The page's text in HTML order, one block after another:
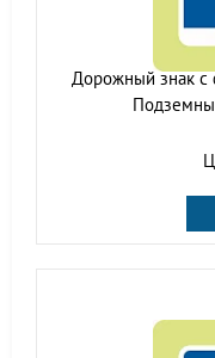
Дорожный знак с